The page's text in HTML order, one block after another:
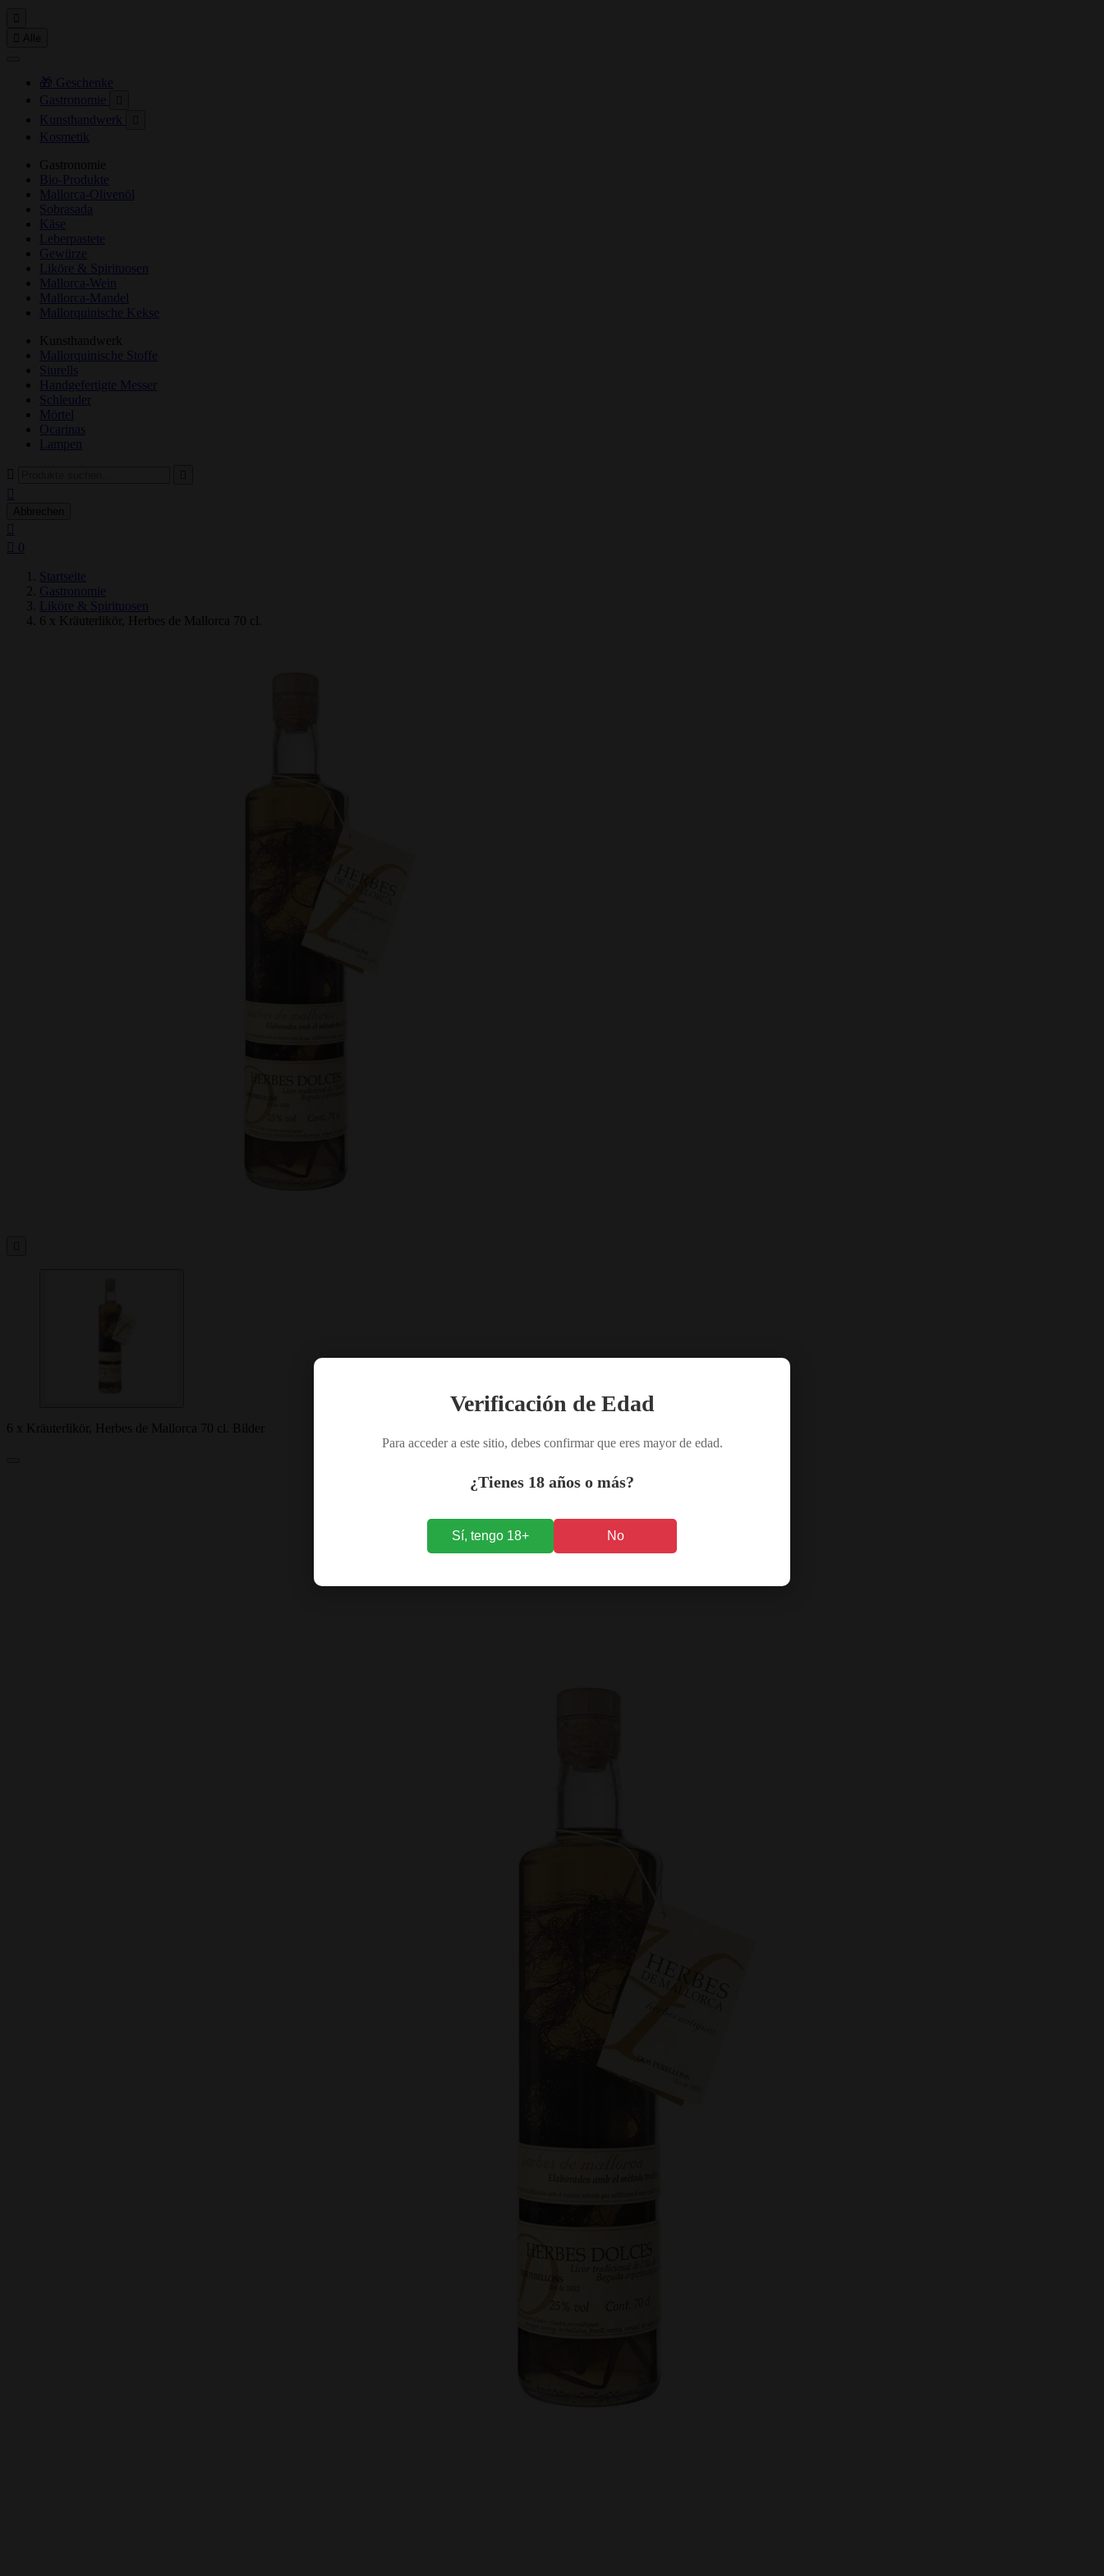
🎁 Geschenke
Gastronomie
Kunsthandwerk
Kosmetik
Gastronomie
Bio-Produkte
Mallorca-Olivenöl
Sobrasada
Käse
Leberpastete
Gewürze
Liköre & Spirituosen
Mallorca-Wein
Mallorca-Mandel
Mallorquinische Kekse
Kunsthandwerk
Mallorquinische Stoffe
Siurells
Handgefertigte Messer
Schleuder
Mörtel
Ocarinas
Lampen
0
Startseite
Gastronomie
Liköre & Spirituosen
6 x Kräuterlikör, Herbes de Mallorca 70 cl.
6 x Kräuterlikör, Herbes de Mallorca 70 cl. Bilder
Verificación de Edad
Para acceder a este sitio, debes confirmar que eres mayor de edad.
¿Tienes 18 años o más?
Sí, tengo 18+ No